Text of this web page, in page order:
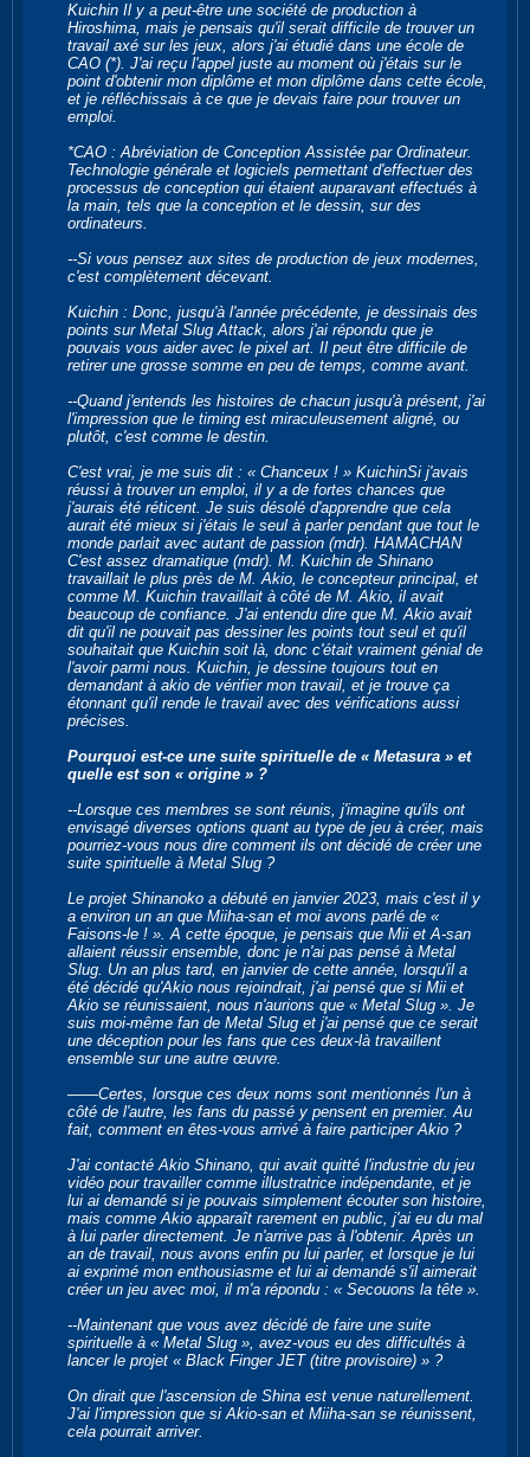
Kuichin Il y a peut-être une société de production à
Hiroshima, mais je pensais qu'il serait difficile de trouver un
travail axé sur les jeux, alors j'ai étudié dans une école de
CAO (*). J'ai reçu l'appel juste au moment où j'étais sur le
point d'obtenir mon diplôme et mon diplôme dans cette école,
et je réfléchissais à ce que je devais faire pour trouver un
emploi.
*CAO : Abréviation de Conception Assistée par Ordinateur.
Technologie générale et logiciels permettant d'effectuer des
processus de conception qui étaient auparavant effectués à
la main, tels que la conception et le dessin, sur des
ordinateurs.
--Si vous pensez aux sites de production de jeux modernes,
c'est complètement décevant.
Kuichin : Donc, jusqu'à l'année précédente, je dessinais des
points sur Metal Slug Attack, alors j'ai répondu que je
pouvais vous aider avec le pixel art. Il peut être difficile de
retirer une grosse somme en peu de temps, comme avant.
--Quand j'entends les histoires de chacun jusqu'à présent, j'ai
l'impression que le timing est miraculeusement aligné, ou
plutôt, c'est comme le destin.
C'est vrai, je me suis dit : « Chanceux ! » KuichinSi j'avais
réussi à trouver un emploi, il y a de fortes chances que
j'aurais été réticent. Je suis désolé d'apprendre que cela
aurait été mieux si j'étais le seul à parler pendant que tout le
monde parlait avec autant de passion (mdr). HAMACHAN
C'est assez dramatique (mdr). M. Kuichin de Shinano
travaillait le plus près de M. Akio, le concepteur principal, et
comme M. Kuichin travaillait à côté de M. Akio, il avait
beaucoup de confiance. J'ai entendu dire que M. Akio avait
dit qu'il ne pouvait pas dessiner les points tout seul et qu'il
souhaitait que Kuichin soit là, donc c'était vraiment génial de
l'avoir parmi nous. Kuichin, je dessine toujours tout en
demandant à akio de vérifier mon travail, et je trouve ça
étonnant qu'il rende le travail avec des vérifications aussi
précises.
Pourquoi est-ce une suite spirituelle de « Metasura » et
quelle est son « origine » ?
--Lorsque ces membres se sont réunis, j'imagine qu'ils ont
envisagé diverses options quant au type de jeu à créer, mais
pourriez-vous nous dire comment ils ont décidé de créer une
suite spirituelle à Metal Slug ?
Le projet Shinanoko a débuté en janvier 2023, mais c'est il y
a environ un an que Miiha-san et moi avons parlé de «
Faisons-le ! ». A cette époque, je pensais que Mii et A-san
allaient réussir ensemble, donc je n'ai pas pensé à Metal
Slug. Un an plus tard, en janvier de cette année, lorsqu'il a
été décidé qu'Akio nous rejoindrait, j'ai pensé que si Mii et
Akio se réunissaient, nous n'aurions que « Metal Slug ». Je
suis moi-même fan de Metal Slug et j'ai pensé que ce serait
une déception pour les fans que ces deux-là travaillent
ensemble sur une autre œuvre.
――Certes, lorsque ces deux noms sont mentionnés l'un à
côté de l'autre, les fans du passé y pensent en premier. Au
fait, comment en êtes-vous arrivé à faire participer Akio ?
J'ai contacté Akio Shinano, qui avait quitté l'industrie du jeu
vidéo pour travailler comme illustratrice indépendante, et je
lui ai demandé si je pouvais simplement écouter son histoire,
mais comme Akio apparaît rarement en public, j'ai eu du mal
à lui parler directement. Je n'arrive pas à l'obtenir. Après un
an de travail, nous avons enfin pu lui parler, et lorsque je lui
ai exprimé mon enthousiasme et lui ai demandé s'il aimerait
créer un jeu avec moi, il m'a répondu : « Secouons la tête ».
--Maintenant que vous avez décidé de faire une suite
spirituelle à « Metal Slug », avez-vous eu des difficultés à
lancer le projet « Black Finger JET (titre provisoire) » ?
On dirait que l'ascension de Shina est venue naturellement.
J'ai l'impression que si Akio-san et Miiha-san se réunissent,
cela pourrait arriver.